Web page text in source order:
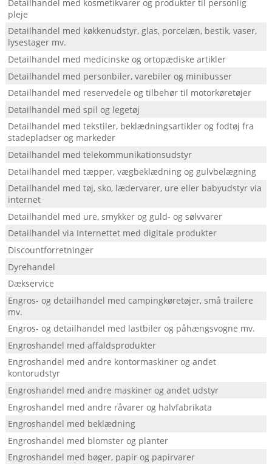
Detailhandel med kosmetikvarer og produkter til personlig
pleje
Detailhandel med køkkenudstyr, glas, porcelæn, bestik, vaser,
lysestager mv.
Detailhandel med medicinske og ortopædiske artikler
Detailhandel med personbiler, varebiler og minibusser
Detailhandel med reservedele og tilbehør til motorkøretøjer
Detailhandel med spil og legetøj
Detailhandel med tekstiler, beklædningsartikler og fodtøj fra
stadepladser og markeder
Detailhandel med telekommunikationsudstyr
Detailhandel med tæpper, vægbeklædning og gulvbelægning
Detailhandel med tøj, sko, lædervarer, ure eller babyudstyr via
internet
Detailhandel med ure, smykker og guld- og sølvvarer
Detailhandel via Internettet med digitale produkter
Discountforretninger
Dyrehandel
Dækservice
Engros- og detailhandel med campingkøretøjer, små trailere
mv.
Engros- og detailhandel med lastbiler og påhængsvogne mv.
Engroshandel med affaldsprodukter
Engroshandel med andre kontormaskiner og andet
kontorudstyr
Engroshandel med andre maskiner og andet udstyr
Engroshandel med andre råvarer og halvfabrikata
Engroshandel med beklædning
Engroshandel med blomster og planter
Engroshandel med bøger, papir og papirvarer